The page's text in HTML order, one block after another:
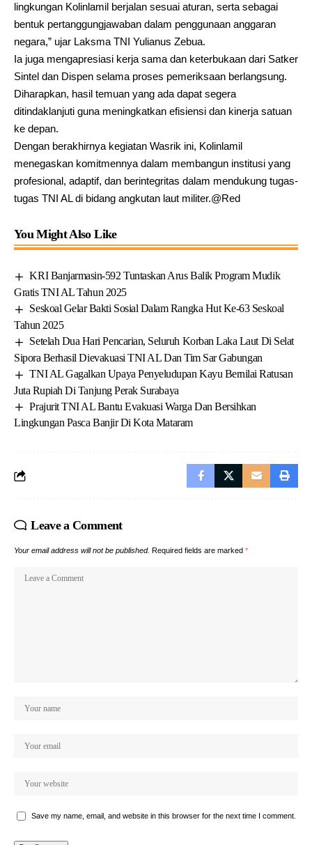
lingkungan Kolinlamil berjalan sesuai aturan, serta sebagai
bentuk pertanggungjawaban dalam penggunaan anggaran
negara,” ujar Laksma TNI Yulianus Zebua.
Ia juga mengapresiasi kerja sama dan keterbukaan dari Satker
Sintel dan Dispen selama proses pemeriksaan berlangsung.
Diharapkan, hasil temuan yang ada dapat segera
ditindaklanjuti guna meningkatkan efisiensi dan kinerja satuan
ke depan.
Dengan berakhirnya kegiatan Wasrik ini, Kolinlamil
menegaskan komitmennya dalam membangun institusi yang
profesional, adaptif, dan berintegritas dalam mendukung tugas-
tugas TNI AL di bidang angkutan laut militer.@Red
You Might Also Like
KRI Banjarmasin-592 Tuntaskan Arus Balik Program Mudik
Gratis TNI AL Tahun 2025
Seskoal Gelar Bakti Sosial Dalam Rangka Hut Ke-63 Seskoal
Tahun 2025
Setelah Dua Hari Pencarian, Seluruh Korban Laka Laut Di Selat
Sipora Berhasil Dievakuasi TNI AL Dan Tim Sar Gabungan
TNI AL Gagalkan Upaya Penyeludupan Kayu Bernilai Ratusan
Juta Rupiah Di Tanjung Perak Surabaya
Prajurit TNI AL Bantu Evakuasi Warga Dan Bersihkan
Lingkungan Pasca Banjir Di Kota Mataram
Leave a Comment
Your email address will not be published. Required fields are marked *
Save my name, email, and website in this browser for the next time I comment.